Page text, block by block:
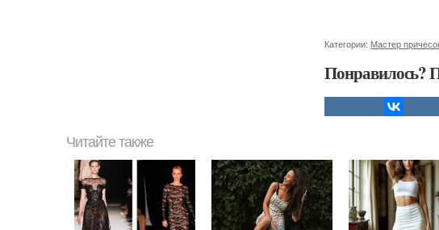
Категории: Мастер
Понравилось?
Читайте также